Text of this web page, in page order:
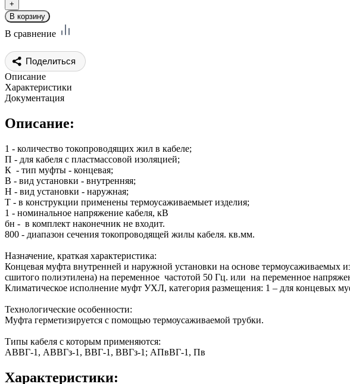
В сравнение
Поделиться
Описание
Характеристики
Документация
Описание:
1 - количество токопроводящих жил в кабеле;
П - для кабеля с пластмассовой изоляцией;
К - тип муфты - концевая;
В - вид установки - внутренняя;
Н - вид установки - наружная;
Т - в конструкции применены термоусаживаемыет изделия;
1 - номинальное напряжение кабеля, кВ
бн - в комплект наконечник не входит.
800 - диапазон сечения токопроводящей жилы кабеля. кв.мм.
Назначение, краткая характеристика:
Концевая муфта внутренней и наружной установки на основе
сшитого полиэтилена) на переменное частотой 50 Гц. или на переменное
Климатическое исполнение муфт УХЛ, категория размещения: 1 – для концевых
Технологические особенности:
Муфта герметизируется с помощью термоусаживаемой трубки.
Типы кабеля с которым применяются:
АВВГ-1, АВВГз-1, ВВГ-1, ВВГз-1; АПвВГ-1, Пв
Характеристики: